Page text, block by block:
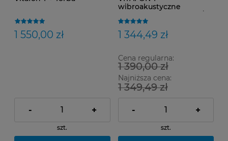
1 550,00 zł
- +
szt.
wibroakustyczne
Dostawa 0zł / Polecamy /
Negocjuj Cenę!!
1 344,49 zł
Cena regularna:
1 390,00 zł
Najniższa cena:
1 349,49 zł
- +
szt.